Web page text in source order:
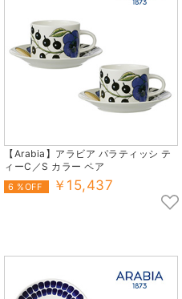
【Arabia】アラビア パラティッシ テ
ィーC／S カラー ペア
6 %OFF ￥15,437